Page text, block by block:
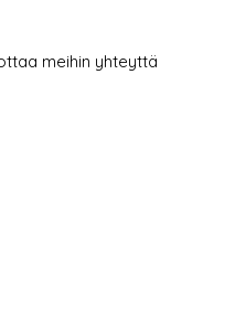
meihin yhteyttä